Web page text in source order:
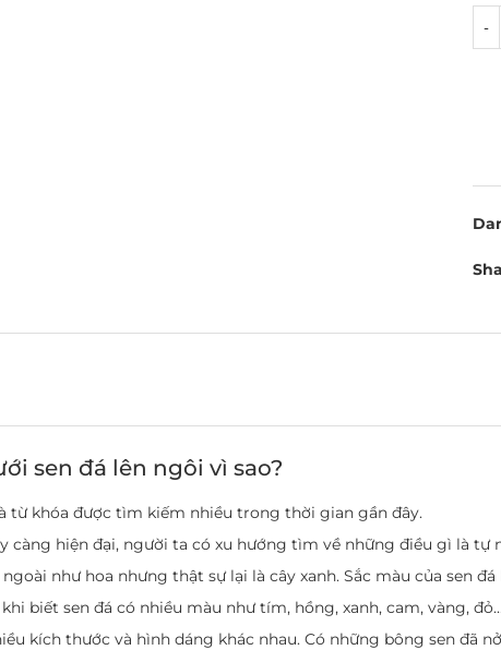
sen đá lên ngôi vì sao?
từ khóa được tìm kiếm nhiều trong thời gian gần đây.
càng hiện đại, người ta có xu hướng tìm về những điều gì là
ngoài như hoa nhưng thật sự lại là cây xanh. Sắc màu của sen
biết sen đá có nhiều màu như tím, hồng, xanh, cam, vàng,
kích thước và hình dáng khác nhau. Có những bông sen đã